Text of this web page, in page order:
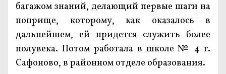
багажом знаний, делающий первые шаги на
поприще, которому, как оказалось в
дальнейшем, ей придется служить более
полувека. Потом работала в школе № 4 г.
Сафоново, в районном отделе образования.